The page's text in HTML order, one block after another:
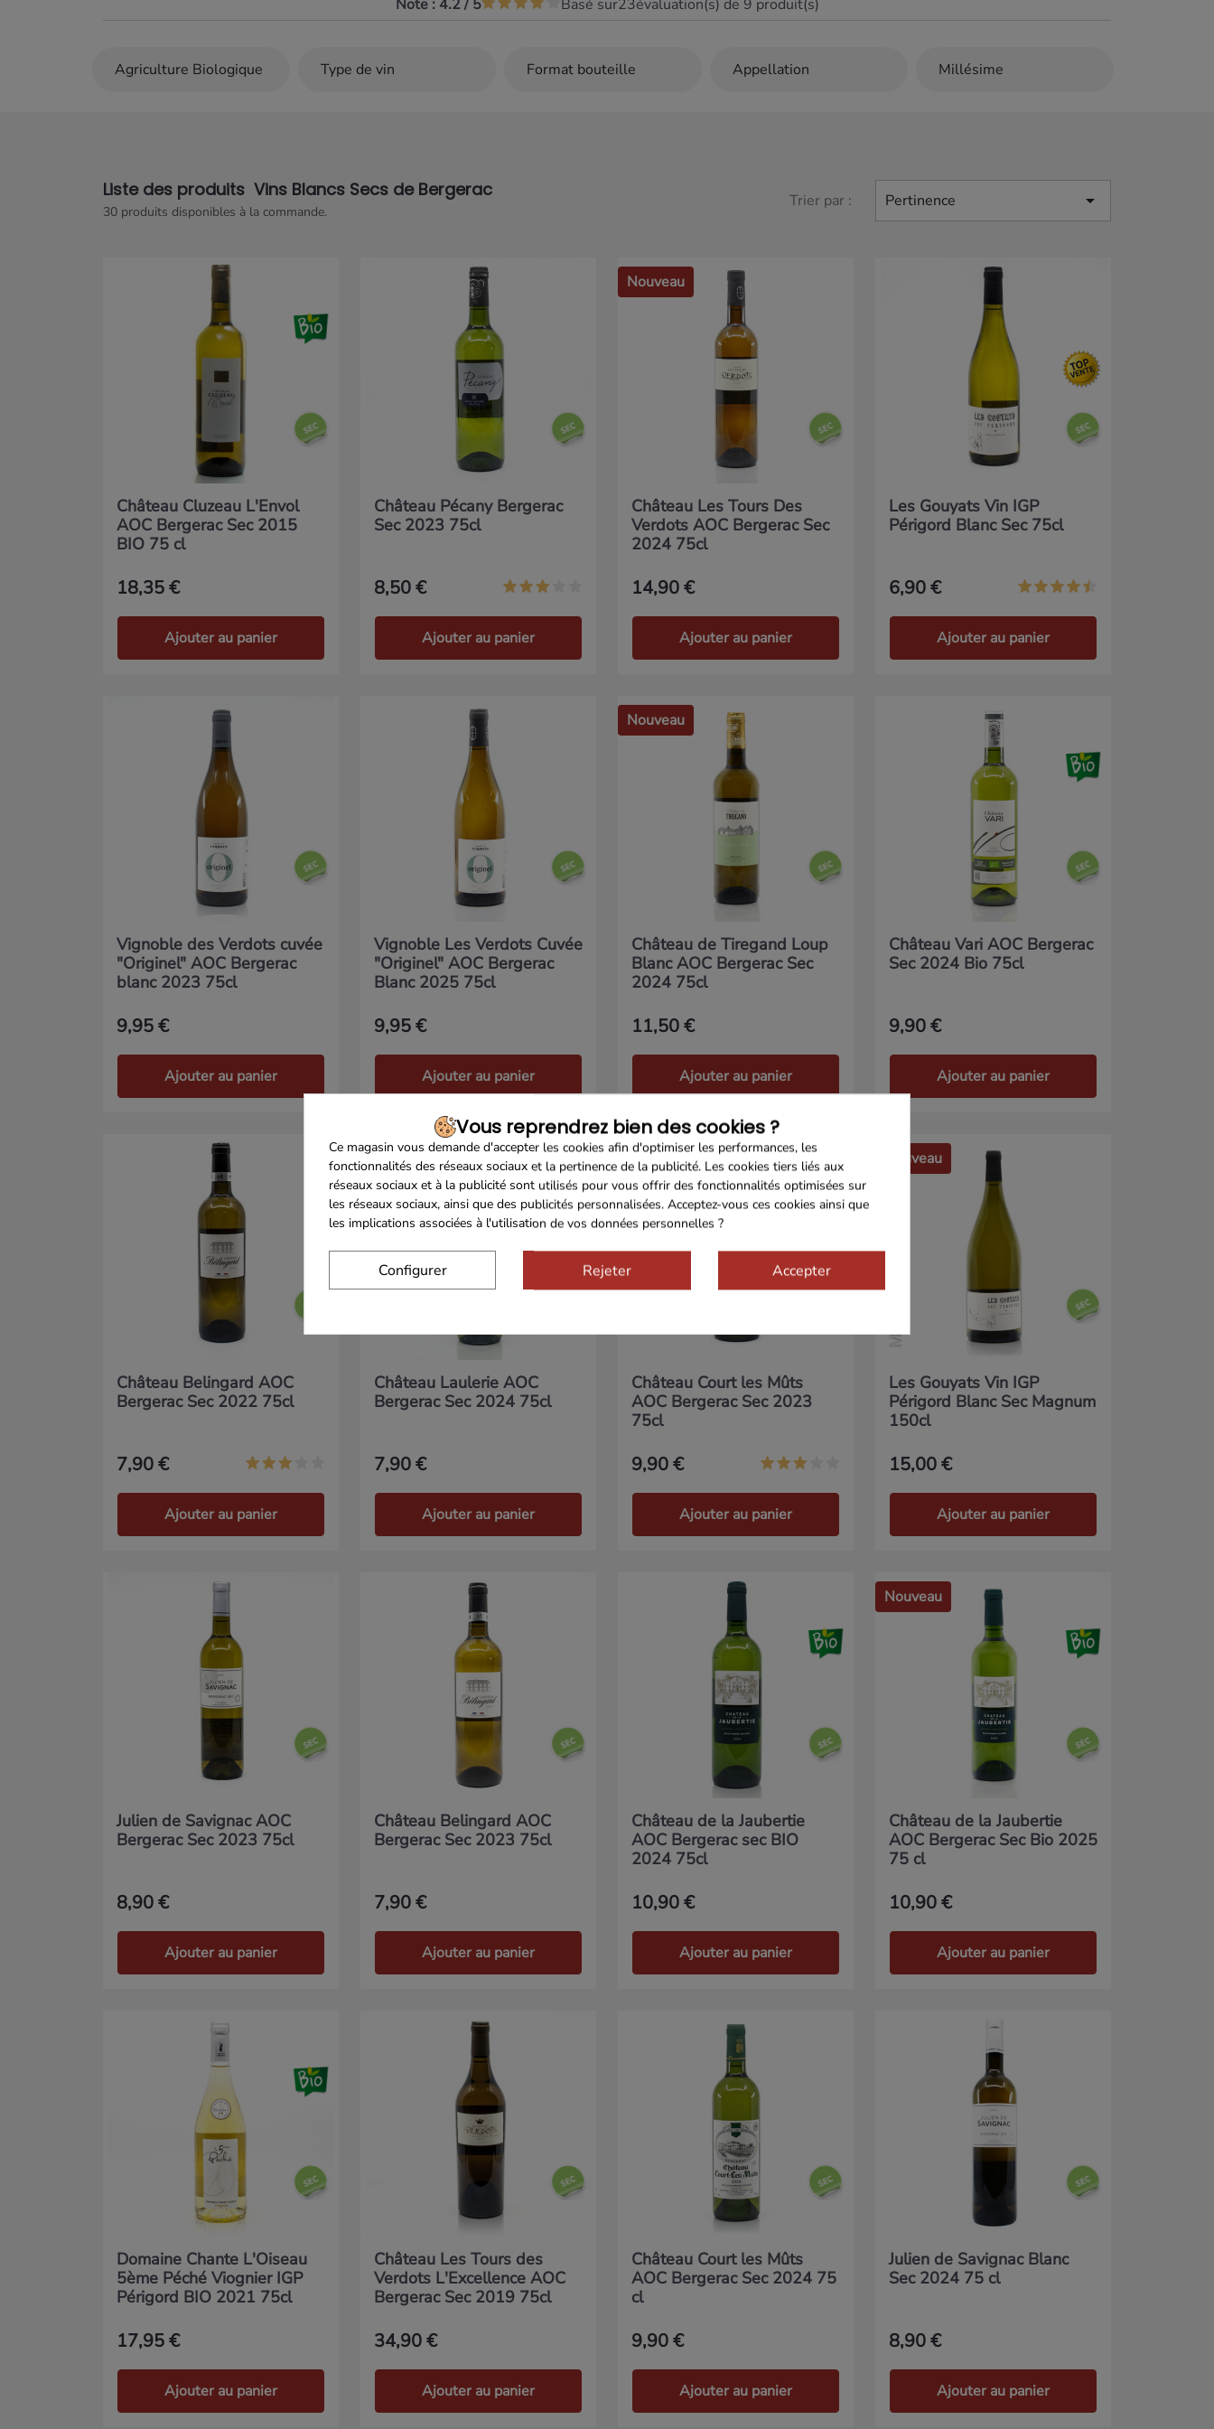
gastronomie, amples, structurés, et d’une belle
Un vrai régal, notamment sur des plats comme une côte
de veau aux girolles ou une volaille à la crème.
blancs secs de Bergerac révèlent toute la richesse d’un
terroir encore trop discret. Une véritable invitation à la
découverte.
Note : 4.2/5 Basé sur23évaluation(s) de 9 produit(s)
Liste des produits Vins Blancs Secs de Bergerac
30 produits disponibles à la commande.
Trier par : Pertinence 
Château Cluzeau L'Envol
AOC Bergerac Sec 2015
BIO 75 cl
18,35 €
Ajouter au panier
Château Pécany Bergerac
Sec 2023 75cl
8,50 €
Ajouter au panier
Château Les Tours Des
Verdots AOC Bergerac Sec
2024 75cl
14,90 €
Ajouter au panier
Nouveau
Les Gouyats Vin IGP
Périgord Blanc Sec 75cl
6,90 €
Ajouter au panier
Vignoble des Verdots cuvée
"Originel" AOC Bergerac
blanc 2023 75cl
9,95 €
Ajouter au panier
Vignoble Les Verdots Cuvée
"Originel" AOC Bergerac
Blanc 2025 75cl
9,95 €
Ajouter au panier
Château de Tiregand Loup
Blanc AOC Bergerac Sec
2024 75cl
11,50 €
Ajouter au panier
Nouveau
Château Vari AOC Bergerac
Sec 2024 Bio 75cl
9,90 €
Ajouter au panier
Château Belingard AOC
Bergerac Sec 2022 75cl
7,90 €
Ajouter au panier
Château Laulerie AOC
Bergerac Sec 2024 75cl
7,90 €
Ajouter au panier
Château Court les Mûts
AOC Bergerac Sec 2023
75cl
9,90 €
Ajouter au panier
MAGNUM 150CL
Les Gouyats Vin IGP
Périgord Blanc Sec Magnum
150cl
15,00 €
Ajouter au panier
Nouveau
Julien de Savignac AOC
Bergerac Sec 2023 75cl
8,90 €
Ajouter au panier
Château Belingard AOC
Bergerac Sec 2023 75cl
7,90 €
Ajouter au panier
Château de la Jaubertie
AOC Bergerac sec BIO
2024 75cl
10,90 €
Ajouter au panier
Château de la Jaubertie
AOC Bergerac Sec Bio 2025
75 cl
10,90 €
Ajouter au panier
Nouveau
Domaine Chante L'Oiseau
5ème Péché Viognier IGP
Périgord BIO 2021 75cl
17,95 €
Ajouter au panier
Château Les Tours des
Verdots L'Excellence AOC
Bergerac Sec 2019 75cl
34,90 €
Ajouter au panier
Château Court les Mûts
AOC Bergerac Sec 2024 75
cl
9,90 €
Ajouter au panier
Julien de Savignac Blanc
Sec 2024 75 cl
8,90 €
Ajouter au panier
Vous reprendrez bien des cookies ?
Ce magasin vous demande d'accepter les cookies afin d'optimiser les performances, les
fonctionnalités des réseaux sociaux et la pertinence de la publicité. Les cookies tiers liés aux
réseaux sociaux et à la publicité sont utilisés pour vous offrir des fonctionnalités optimisées sur
les réseaux sociaux, ainsi que des publicités personnalisées. Acceptez-vous ces cookies ainsi que
les implications associées à l'utilisation de vos données personnelles ?
Configurer Rejeter Accepter